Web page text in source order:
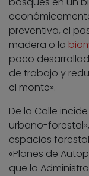
preventiva, el
madera o la
poco
de trabajo y
el monte».
De la Calle
urbano-
espacios
«Planes de
que la